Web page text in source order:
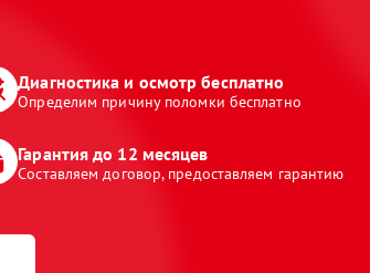
Диагностика и осмотр бесплатно
Определим причину поломки бесплатно
Гарантия до 12 месяцев
Составляем договор, предоставляем гарантию